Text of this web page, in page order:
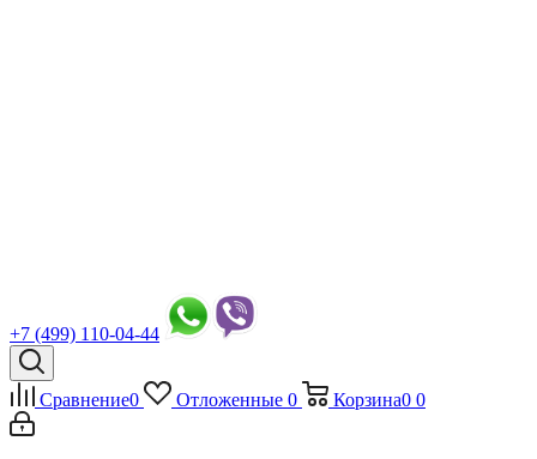
+7 (499) 110-04-44
Сравнение0 Отложенные 0 Корзина0 0